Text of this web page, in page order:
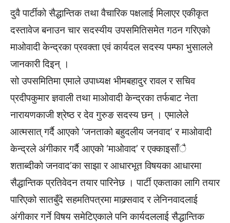
दुवै पार्टीको सैद्धान्तिक तथा वैचारिक पक्षलाई मिलाएर एकीकृत
दस्तावेज बनाउन चार सदस्यीय उपसमितिसमेत गठन गरिएको
माओवादी केन्द्रका प्रवक्ता एवं कार्यदल सदस्य पम्फा भुसालले
जानकारी दिइन् ।
सो उपसमितिमा एमाले उपाध्यक्ष भीमबहादुर रावल र सचिव
प्रदीपकुमार ज्ञवाली तथा माओवादी केन्द्रका तर्फबाट नेता
नारायणकाजी श्रेष्ठ र देव गुरुङ सदस्य छन् । एमालेले
आत्मसात् गर्दै आएको ‘जनताको बहुदलीय जनवाद’ र माओवादी
केन्द्रले अंगीकार गर्दै आएको ‘माओवाद’ र एक्काइसाँै
शताब्दीको जनवाद’का साझा र आधारभूत विषयका आधारमा
सैद्धान्तिक प्रतिवेदन तयार पारिनेछ । पार्टी एकताका लागि तयार
पारिएको सातबुँदे सहमतिपत्रमा माक्र्सवाद र लेनिनवादलाई
अंगीकार गर्ने विषय समेटिएकाले पनि कार्यदललाई सैद्धान्तिक